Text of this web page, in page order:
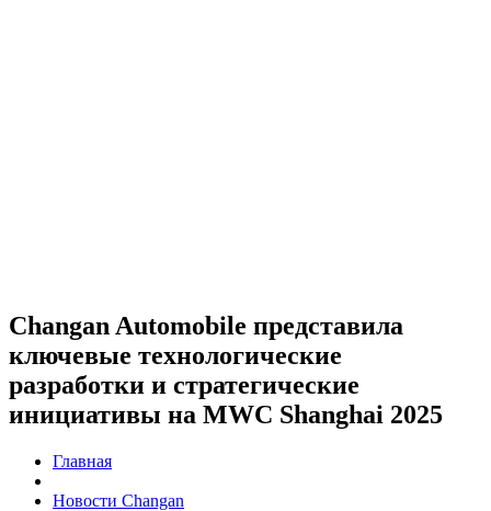
Changan Automobile представила
ключевые технологические
разработки и стратегические
инициативы на MWC Shanghai 2025
Главная
Новости Changan